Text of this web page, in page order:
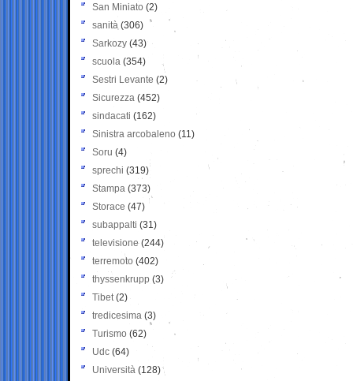
San Miniato (2)
sanità (306)
Sarkozy (43)
scuola (354)
Sestri Levante (2)
Sicurezza (452)
sindacati (162)
Sinistra arcobaleno (11)
Soru (4)
sprechi (319)
Stampa (373)
Storace (47)
subappalti (31)
televisione(244)
terremoto (402)
thyssenkrupp (3)
Tibet(2)
tredicesima (3)
Turismo (62)
Udc (64)
Università (128)